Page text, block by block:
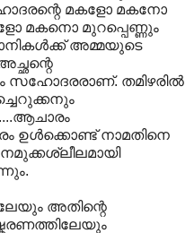
മകളോ മകനോ
മകനൊ മുറപ്പെണ്ണും
അമ്മയുടെ
തമിഴരില്‍
ഉള്‍ക്കൊണ്ട് നാമതിനെ
അതിന്റെ